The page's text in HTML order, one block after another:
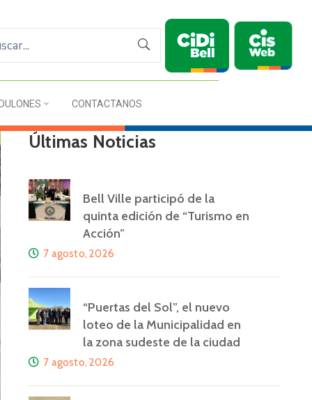
CONTACTANOS
Últimas Noticias
Bell Ville participó de la
quinta edición de “Turismo en
Acción”
7 agosto, 2026
“Puertas del Sol”, el nuevo
loteo de la Municipalidad en
la zona sudeste de la ciudad
7 agosto, 2026